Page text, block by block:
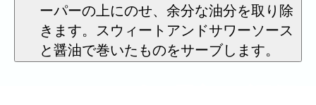
ーパーの上にのせ、余分な油分を取り除
きます。スウィートアンド​サワーソース
と醤油で巻いたものをサーブします。